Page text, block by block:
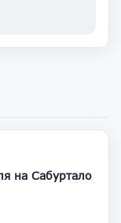
1 500 000
на Сабуртало